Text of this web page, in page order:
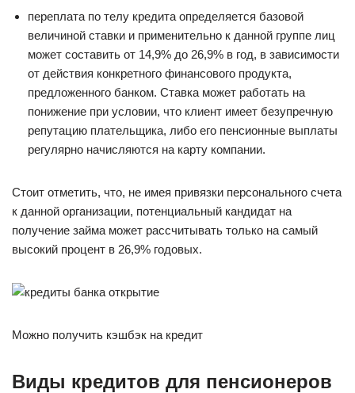
переплата по телу кредита определяется базовой
величиной ставки и применительно к данной группе лиц
может составить от 14,9% до 26,9% в год, в зависимости
от действия конкретного финансового продукта,
предложенного банком. Ставка может работать на
понижение при условии, что клиент имеет безупречную
репутацию плательщика, либо его пенсионные выплаты
регулярно начисляются на карту компании.
Стоит отметить, что, не имея привязки персонального счета
к данной организации, потенциальный кандидат на
получение займа может рассчитывать только на самый
высокий процент в 26,9% годовых.
Можно получить кэшбэк на кредит
Виды кредитов для пенсионеров